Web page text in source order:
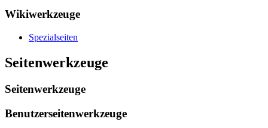
Wikiwerkzeuge
Spezialseiten
Seitenwerkzeuge
Seitenwerkzeuge
Benutzerseitenwerkzeuge